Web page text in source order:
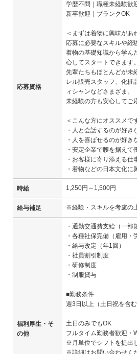
応募資格
学歴不問｜職種未経験歓
新卒歓迎｜ブランクOK
＜まずは着物に興味があ
応募に必要なスキルや経
着物の基礎知識から学ん
心してスタートできます。
先輩たちもほとんどが未
レル販売スタッフ、化粧
ィシャンなどさまざま。
未経験の方も安心してご
＜こんな方にオススメで
・人と会話するのが好き
・人を喜ばせるのが好き
・安定企業で腰を据えて
・お客様に寄り添える仕
・着物などの日本文化に
時給 1,250円～1,500円
給与補足 ※経験・スキルを考慮の
福利厚生・そ
の他
・通勤交通費支給（一部
・各種社保完備（雇用・
・給与改定（年1回）
・社員割引制度
・研修制度
・制服貸与
■勤務条件
週3日以上（土日祝を含
土日のみでもOK
フルタイム勤務者歓迎・
※月単位でシフトを提出